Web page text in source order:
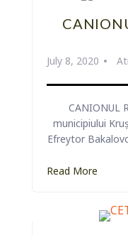
July 8, 2020
CANIONUL
municipiului
Efreytor
Read More